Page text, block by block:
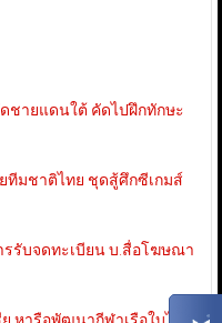
ชายแดนใต้ คัดไปฝึกทักษะ
ทีมชาติไทย ชุดสู้ศึกซีเกมส์
ารรับจดทะเบียน บ.สื่อโฆษณา